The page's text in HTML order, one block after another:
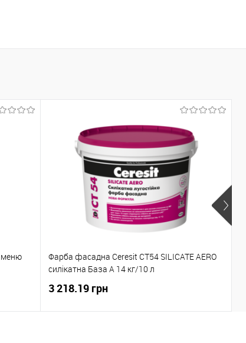
Фарба фасадна Ceresit CT54 SILICATE AERO
силікатна База А 14 кг/10 л
3 218.19 грн